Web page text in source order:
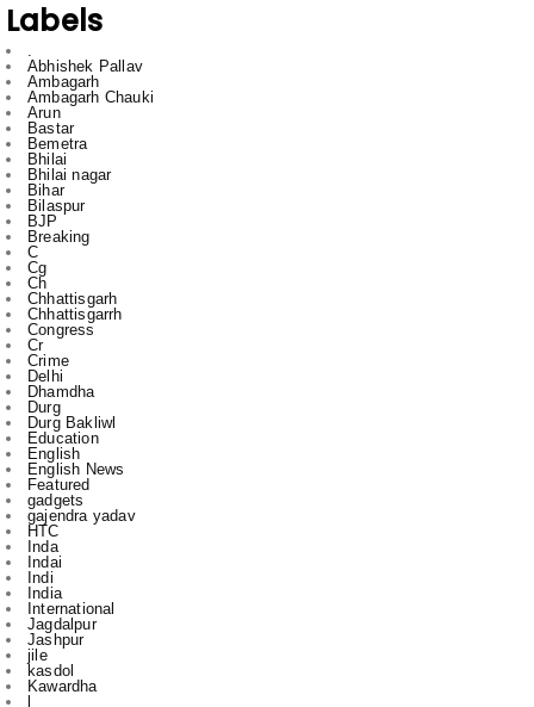
Labels
.
Abhishek Pallav
Ambagarh
Ambagarh Chauki
Arun
Bastar
Bemetra
Bhilai
Bhilai nagar
Bihar
Bilaspur
BJP
Breaking
C
Cg
Ch
Chhattisgarh
Chhattisgarrh
Congress
Cr
Crime
Delhi
Dhamdha
Durg
Durg Bakliwl
Education
English
English News
Featured
gadgets
gajendra yadav
HTC
Inda
Indai
Indi
India
International
Jagdalpur
Jashpur
jile
kasdol
Kawardha